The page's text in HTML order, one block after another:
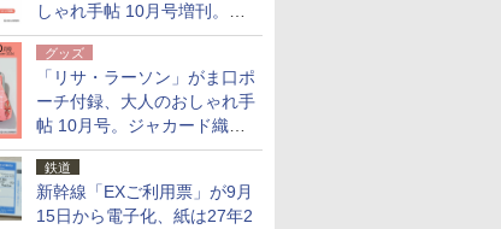
しゃれ手帖 10月号増刊。
USBケーブルや缶ケースなど
グッズ
「リサ・ラーソン」がま口ポ
ーチ付録、大人のおしゃれ手
帖 10月号。ジャカード織の
北欧猫デザイン
鉄道
新幹線「EXご利用票」が9月
15日から電子化、紙は27年2